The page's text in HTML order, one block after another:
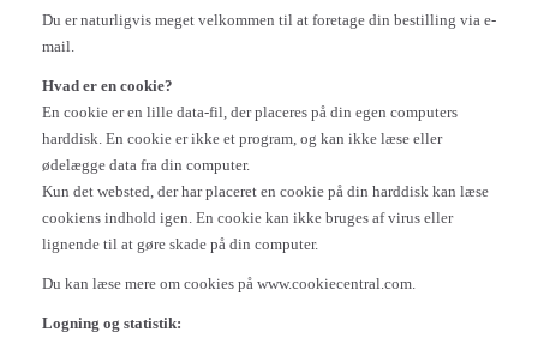
Du er naturligvis meget velkommen til at foretage din bestilling via e-
mail.
Hvad er en cookie?
En cookie er en lille data-fil, der placeres på din egen computers
harddisk. En cookie er ikke et program, og kan ikke læse eller
ødelægge data fra din computer.
Kun det websted, der har placeret en cookie på din harddisk kan læse
cookiens indhold igen. En cookie kan ikke bruges af virus eller
lignende til at gøre skade på din computer.
Du kan læse mere om cookies på www.cookiecentral.com.
Logning og statistik: